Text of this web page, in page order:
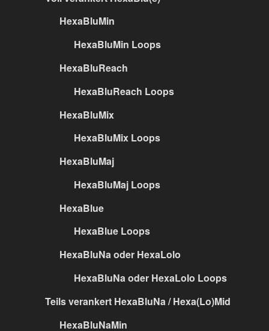
HexaBluMin
HexaBluMin Loops
HexaBluReach
HexaBluReach Loops
HexaBluMix
HexaBluMix Loops
HexaBluMaj
HexaBluMaj Loops
HexaBlue
HexaBlue Loops
HexaBluNa oder HexaLolo
HexaBluNa oder HexaLolo Loops
Teils verankert HexaBluNa / Hexa(Lo)Mid
HexaBluNaMin